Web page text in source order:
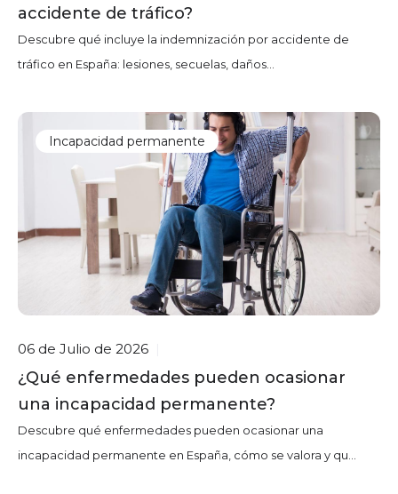
accidente de tráfico?
Descubre qué incluye la indemnización por accidente de
tráfico en España: lesiones, secuelas, daños...
Incapacidad permanente
06 de Julio de 2026
¿Qué enfermedades pueden ocasionar
una incapacidad permanente?
Descubre qué enfermedades pueden ocasionar una
incapacidad permanente en España, cómo se valora y qu...